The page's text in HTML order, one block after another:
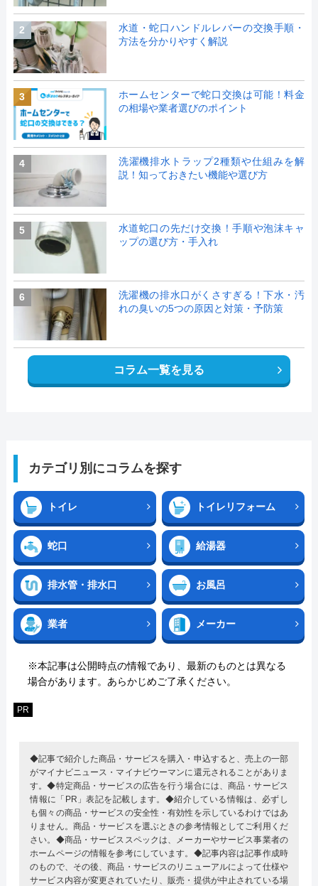
2
水道・蛇口ハンドルレバーの交換手順・
方法を分かりやすく解説
3
ホームセンターで蛇口交換は可能！料金
の相場や業者選びのポイント
4
洗濯機排水トラップ2種類や仕組みを解
説！知っておきたい機能や選び方
5
水道蛇口の先だけ交換！手順や泡沫キャ
ップの選び方・手入れ
6
洗濯機の排水口がくさすぎる！下水・汚
れの臭いの5つの原因と対策・予防策
コラム一覧を見る
カテゴリ別にコラムを探す
トイレ トイレリフォーム
蛇口 給湯器
排水管・排水口 お風呂
業者 メーカー
※本記事は公開時点の情報であり、最新のものとは異なる
場合があります。あらかじめご了承ください。
PR
◆記事で紹介した商品・サービスを購入・申込すると、売上の一部
がマイナビニュース・マイナビウーマンに還元されることがありま
す。◆特定商品・サービスの広告を行う場合には、商品・サービス
情報に「PR」表記を記載します。◆紹介している情報は、必ずし
も個々の商品・サービスの安全性・有効性を示しているわけではあ
りません。商品・サービスを選ぶときの参考情報としてご利用くだ
さい。◆商品・サービススペックは、メーカーやサービス事業者の
ホームページの情報を参考にしています。◆記事内容は記事作成時
のもので、その後、商品・サービスのリニューアルによって仕様や
サービス内容が変更されていたり、販売・提供が中止されている場